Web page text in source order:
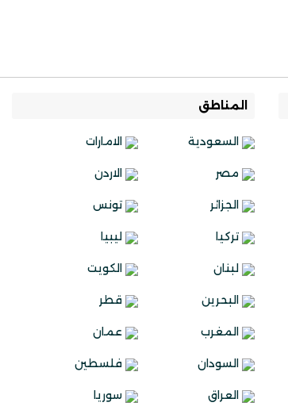
المناطق
السعودية الامارات
مصر الاردن
الجزائر تونس
تركيا ليبيا
لبنان الكويت
البحرين قطر
المغرب عمان
السودان فلسطين
العراق سوريا